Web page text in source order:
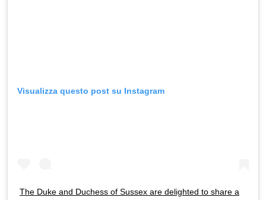
Visualizza questo post su Instagram
The Duke and Duchess of Sussex are delighted to share a